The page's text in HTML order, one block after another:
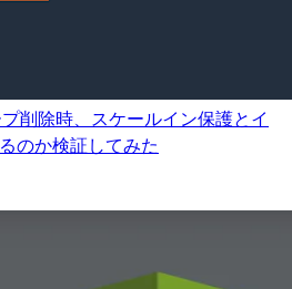
削除時、スケールイン保護とイ
のか検証してみた